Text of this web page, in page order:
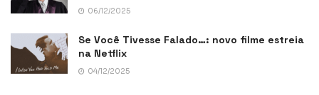
06/12/2025
Se Você Tivesse Falado…: novo filme estreia
na Netflix
04/12/2025